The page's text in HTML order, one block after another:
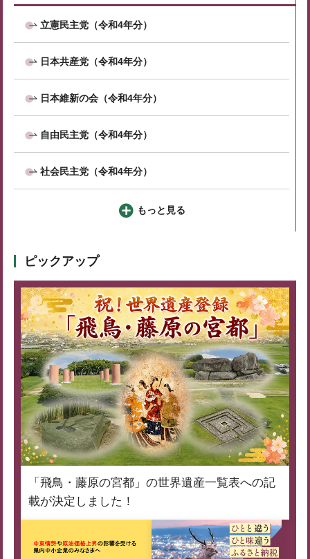
立憲民主党（令和4年分）
日本共産党（令和4年分）
日本維新の会（令和4年分）
自由民主党（令和4年分）
社会民主党（令和4年分）
もっと見る
ピックアップ
「飛鳥・藤原の宮都」の世界遺産一覧表への記
載が決定しました！